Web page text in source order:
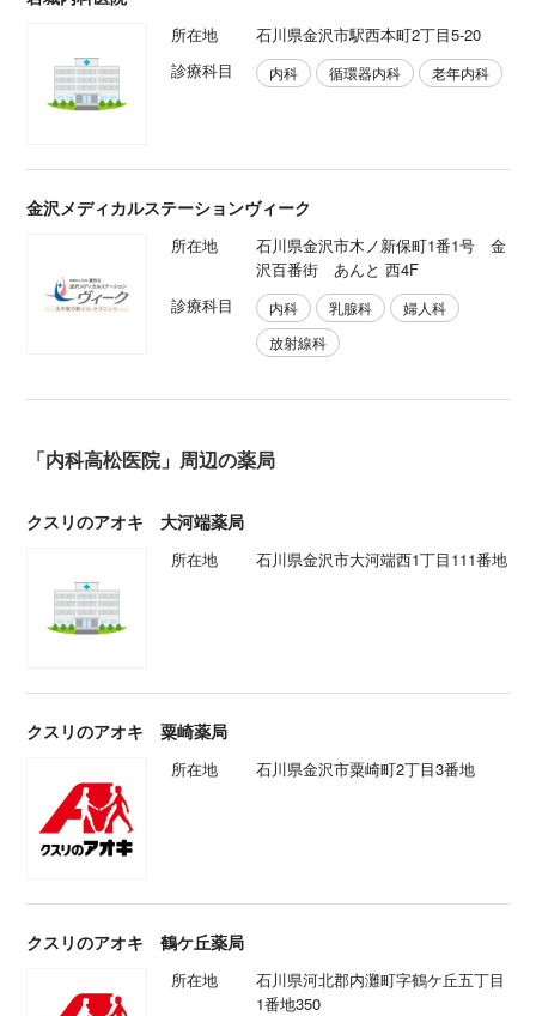
所在地
石川県金沢市駅西本町2丁目5-20
診療科目
内科 循環器内科 老年内科
金沢メディカルステーションヴィーク
所在地
石川県金沢市木ノ新保町1番1号 金
沢百番街 あんと 西4F
診療科目
内科 乳腺科
婦人科
放射線科
「内科高松医院」周辺の薬局
クスリのアオキ 大河端薬局
所在地 石川県金沢市大河端西1丁目111番地
クスリのアオキ 粟崎薬局
所在地 石川県金沢市粟崎町2丁目3番地
クスリのアオキ 鶴ケ丘薬局
所在地
石川県河北郡内灘町字鶴ケ丘五丁目
1番地350